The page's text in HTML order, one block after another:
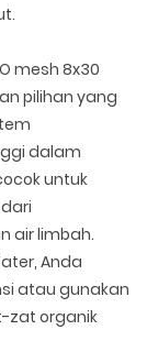
mesh 8x30
pilihan yang
dalam
untuk
air limbah.
Anda
atau gunakan
zat organik